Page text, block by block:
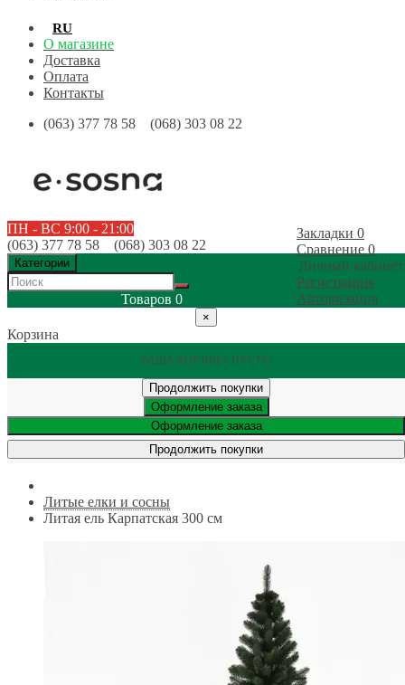
RU
О магазине
Доставка
Оплата
Контакты
(063) 377 78 58 (068) 303 08 22
Закладки 0
Сравнение 0
Личный кабинет
Регистрация
Авторизация
ПН - ВС 9:00 - 21:00
(063) 377 78 58 (068) 303 08 22
Категории
Товаров 0
×
Корзина
ВАША КОРЗИНА ПУСТА!
Продолжить покупки
Оформление заказа
Оформление заказа
Продолжить покупки
Литые елки и сосны
Литая ель Карпатская 300 см